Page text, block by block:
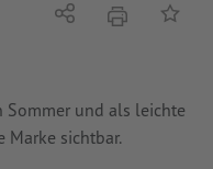
und als leichte
Marke sichtbar.
Teilen DruckenAuf